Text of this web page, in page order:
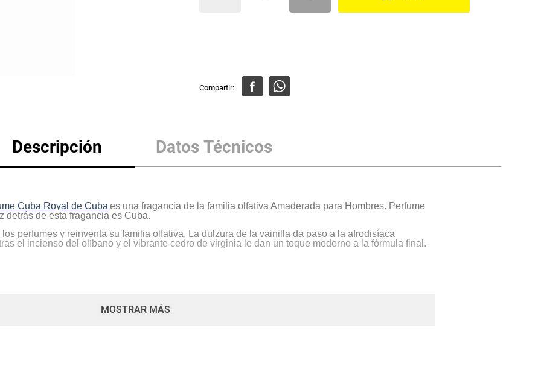
Descripción Datos Técnicos
Cuba Royal de Cuba es una fragancia de la familia olfativa Amaderada para Hombres. Perfume
detrás de esta fragancia es Cuba.
perfumes y reinventa su familia olfativa. La dulzura de la vainilla da paso a la afrodisíaca
el incienso del olíbano y el vibrante cedro de virginia le dan un toque moderno a la fórmula final.
MOSTRAR MÁS